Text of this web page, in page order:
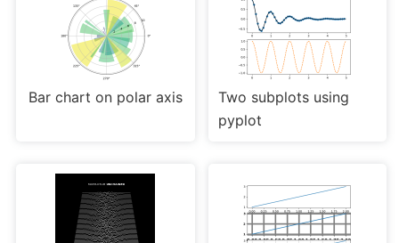
Bar chart on polar axis
Two subplots using
pyplot